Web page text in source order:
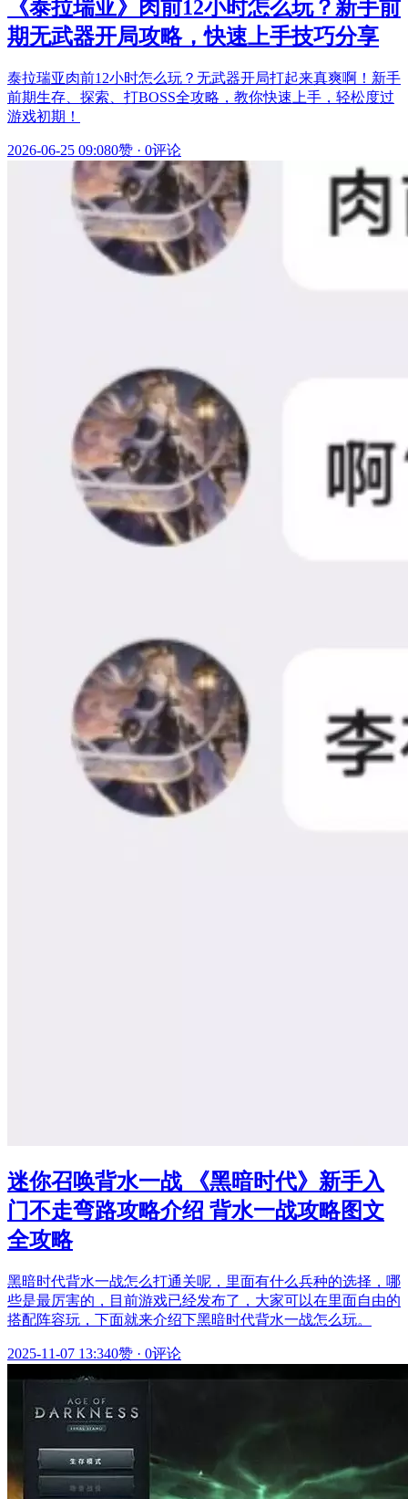
《泰拉瑞亚》肉前12小时怎么玩？新手前
期无武器开局攻略，快速上手技巧分享
泰拉瑞亚肉前12小时怎么玩？无武器开局打起来真爽啊！新手
前期生存、探索、打BOSS全攻略，教你快速上手，轻松度过
游戏初期！
2026-06-25 09:080赞 · 0评论
迷你召唤背水一战 《黑暗时代》新手入
门不走弯路攻略介绍 背水一战攻略图文
全攻略
黑暗时代背水一战怎么打通关呢，里面有什么兵种的选择，哪
些是最厉害的，目前游戏已经发布了，大家可以在里面自由的
搭配阵容玩，下面就来介绍下黑暗时代背水一战怎么玩。
2025-11-07 13:340赞 · 0评论